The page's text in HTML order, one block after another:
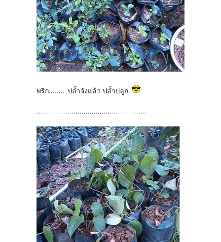
พริก........ ปล้ำจังแล้ว ปล้ำปลูก..
........................................................